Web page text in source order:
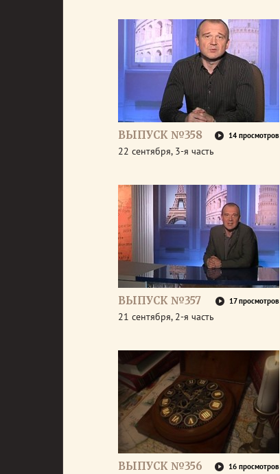
ВЫПУСК №358 14 просмотров
22 сентября, 3-я часть
ВЫПУСК №357 17 просмотров
21 сентября, 2-я часть
ВЫПУСК №356 16 просмотров